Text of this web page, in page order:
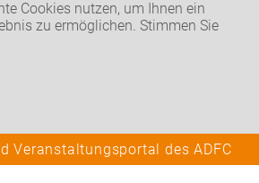
Cookies nutzen, um Ihnen ein
zu ermöglichen. Stimmen Sie
Veranstaltungsportal des ADFC